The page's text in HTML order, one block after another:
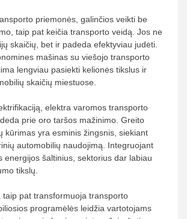
priemonės, galinčios veikti be
taip pat keičia transporto veidą. Jos ne
skaičių, bet ir padeda efektyviau judėti.
mašinas su viešojo transporto
lengviau pasiekti kelionės tikslus ir
skaičių miestuose.
elektra varomos transporto
prie oro taršos mažinimo. Greito
kūrimas yra esminis žingsnis, siekiant
automobilių naudojimą. Integruojant
energijos šaltinius, sektorius dar labiau
tikslų.
taip pat transformuoja transporto
programėlės leidžia vartotojams